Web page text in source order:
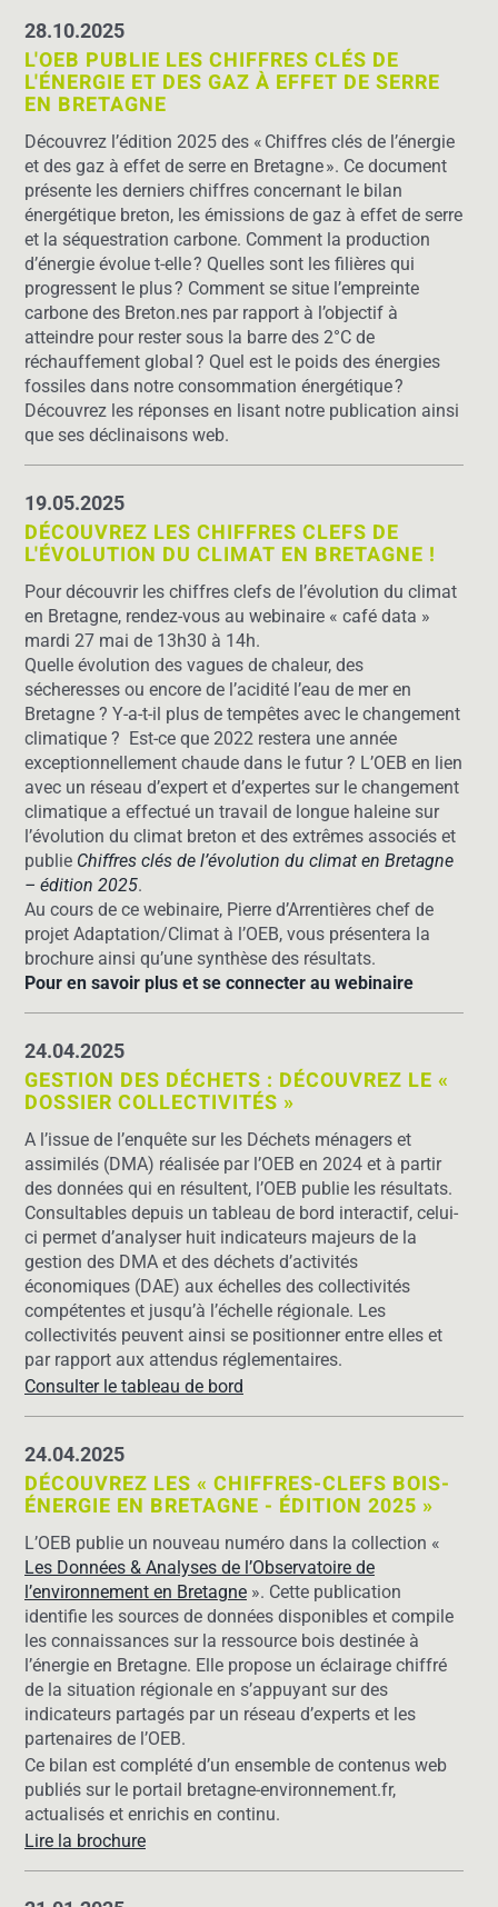
28.10.2025
L'OEB PUBLIE LES CHIFFRES CLÉS DE
L'ÉNERGIE ET DES GAZ À EFFET DE SERRE
EN BRETAGNE
Découvrez l’édition 2025 des « Chiffres clés de l’énergie
et des gaz à effet de serre en Bretagne ». Ce document
présente les derniers chiffres concernant le bilan
énergétique breton, les émissions de gaz à effet de serre
et la séquestration carbone. Comment la production
d’énergie évolue t-elle ? Quelles sont les filières qui
progressent le plus ? Comment se situe l’empreinte
carbone des Breton.nespar rapport à l’objectif à
atteindre pour rester sous la barre des 2°C de
réchauffement global ? Quel est le poids des énergies
fossiles dans notre consommation énergétique ?
Découvrez les réponses en lisant notre publication ainsi
que ses déclinaisons web.
19.05.2025
DÉCOUVREZ LES CHIFFRES CLEFS DE
L'ÉVOLUTION DU CLIMAT EN BRETAGNE !
Pour découvrir les chiffres clefs de l’évolution du climat
en Bretagne, rendez-vous au webinaire « café data »
mardi 27 mai de 13h30 à 14h.
Quelle évolution des vagues de chaleur, des
sécheresses ou encore de l’acidité l’eau de mer en
Bretagne ? Y-a-t-il plus de tempêtes avec le changement
climatique ? Est-ce que 2022 restera une année
exceptionnellement chaude dans le futur ? L’OEB en lien
avec un réseau d’expert et d’expertes sur le changement
climatique a effectué un travail de longue haleine sur
l’évolution du climat breton et des extrêmes associés et
publie Chiffres clés de l’évolution du climat en Bretagne
– édition 2025.
Au cours de ce webinaire, Pierre d’Arrentières chef de
projet Adaptation/Climat à l’OEB, vous présentera la
brochure ainsi qu’une synthèse des résultats.
Pour en savoir plus et se connecter au webinaire
24.04.2025
GESTION DES DÉCHETS : DÉCOUVREZ LE «
DOSSIER COLLECTIVITÉS »
A l’issue de l’enquête sur les Déchets ménagers et
assimilés (DMA) réalisée par l’OEB en 2024 et à partir
des données qui en résultent, l’OEB publie les résultats.
Consultables depuis un tableau de bord interactif, celui-
ci permet d’analyser huit indicateurs majeurs de la
gestion des DMA et des déchets d’activités
économiques (DAE) aux échelles des collectivités
compétentes et jusqu’à l’échelle régionale. Les
collectivités peuvent ainsi se positionner entre elles et
par rapport aux attendus réglementaires.
Consulter le tableau de bord
24.04.2025
DÉCOUVREZ LES « CHIFFRES-CLEFS BOIS-
ÉNERGIE EN BRETAGNE - ÉDITION 2025 »
L’OEB publie un nouveau numéro dans la collection «
Les Données & Analyses de l’Observatoire de
l’environnement en Bretagne». Cette publication
identifie les sources de données disponibles et compile
les connaissances sur la ressource bois destinée à
l’énergie en Bretagne. Elle propose un éclairage chiffré
de la situation régionale en s’appuyant sur des
indicateurs partagés par un réseau d’experts et les
partenaires de l’OEB.
Ce bilan est complété d’un ensemble de contenus web
publiés sur le portail bretagne-environnement.fr,
actualisés et enrichis en continu.
Lire la brochure